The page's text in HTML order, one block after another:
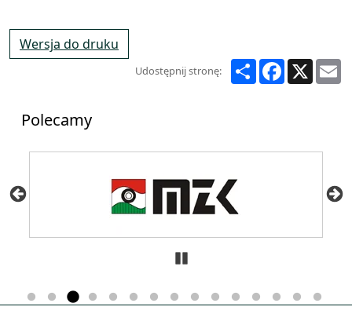
Wersja do druku
Udostępnij stronę: ShareFacebook
X
Polecamy
Zatrzymaj